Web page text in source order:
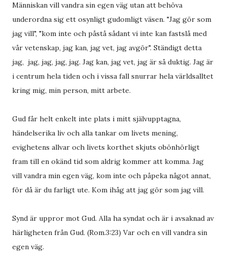
Människan vill vandra sin egen väg utan att behöva
underordna sig ett osynligt gudomligt väsen. "Jag gör som
jag vill", "kom inte och påstå sådant vi inte kan fastslå med
vår vetenskap, jag kan, jag vet, jag avgör". Ständigt detta
jag, jag, jag, jag, jag. Jag kan, jag vet, jag är så duktig. Jag är
i centrum hela tiden och i vissa fall snurrar hela världsalltet
kring mig, min person, mitt arbete.
Gud får helt enkelt inte plats i mitt självupptagna,
händelserika liv och alla tankar om livets mening,
evighetens allvar och livets korthet skjuts obönhörligt
fram till en okänd tid som aldrig kommer att komma. Jag
vill vandra min egen väg, kom inte och påpeka något annat,
för då är du farligt ute. Kom ihåg att jag gör som jag vill.
Synd är uppror mot Gud. Alla ha syndat och är i avsaknad av
härligheten från Gud. (Rom.3:23) Var och en vill vandra sin
egen väg.